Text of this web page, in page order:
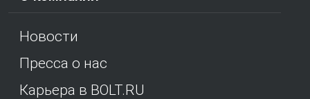
Новости
Пресса о нас
Карьера в BOLT.RU